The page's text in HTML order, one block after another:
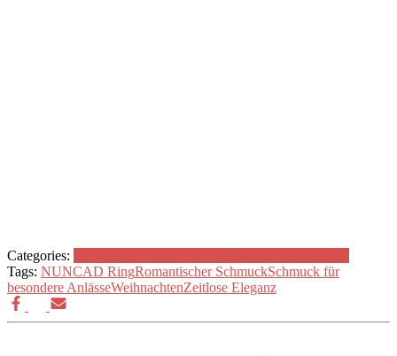
Categories:
Tags: NUNCAD RingRomantischer SchmuckSchmuck für
besondere AnlässeWeihnachtenZeitlose Eleganz